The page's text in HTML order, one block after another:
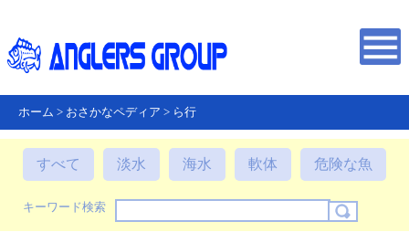
ホーム > おさかなペディア > ら行
すべて 淡水 海水 軟体 危険な魚
キーワード検索